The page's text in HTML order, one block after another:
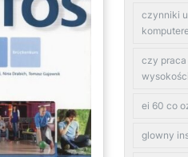
czynniki
czy praca
wysokości
ei 60 co
glowny